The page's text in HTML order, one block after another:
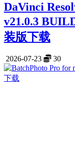
DaVinci
v21.0.3
装版下载
2026-07-23 30